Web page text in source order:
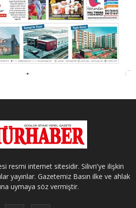
resmi internet sitesidir. Silivri'ye ilişkin
yayınlar. Gazetemiz Basın ilke ve ahlak
uymaya söz vermiştir.